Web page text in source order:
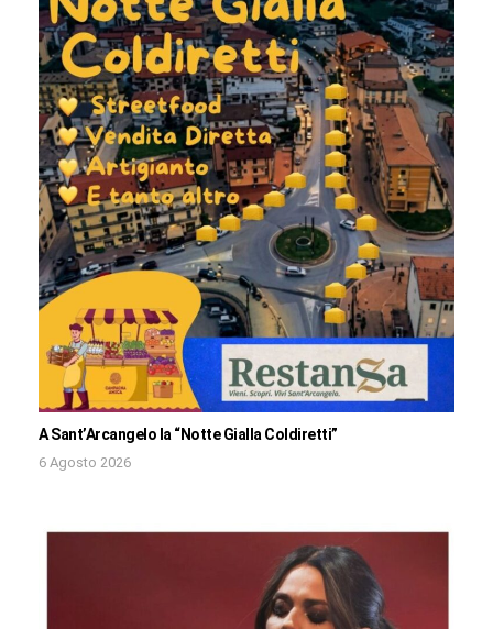
A Sant’Arcangelo la “Notte Gialla Coldiretti”
6 Agosto 2026